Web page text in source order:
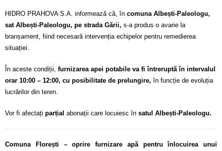
HIDRO PRAHOVA S.A. informează că, în comuna Albești-Paleologu,
sat Albești-Paleologu, pe strada Gării, s-a produs o avarie la
branșament, fiind necesară intervenția echipelor pentru remedierea
situației.
În aceste condiții, furnizarea apei potabile va fi întreruptă în intervalul
orar 10:00 – 12:00, cu posibilitate de prelungire, în funcție de evoluția
lucrărilor din teren.
Vor fi afectați parțial abonații care locuiesc în satul Albești-Paleologu.
Comuna Florești – oprire furnizare apă pentru înlocuirea unui